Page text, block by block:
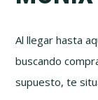
Al llegar hasta
buscando
supuesto, te